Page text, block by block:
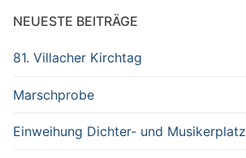
NEUESTE BEITRÄGE
81. Villacher Kirchtag
Marschprobe
Einweihung Dichter- und